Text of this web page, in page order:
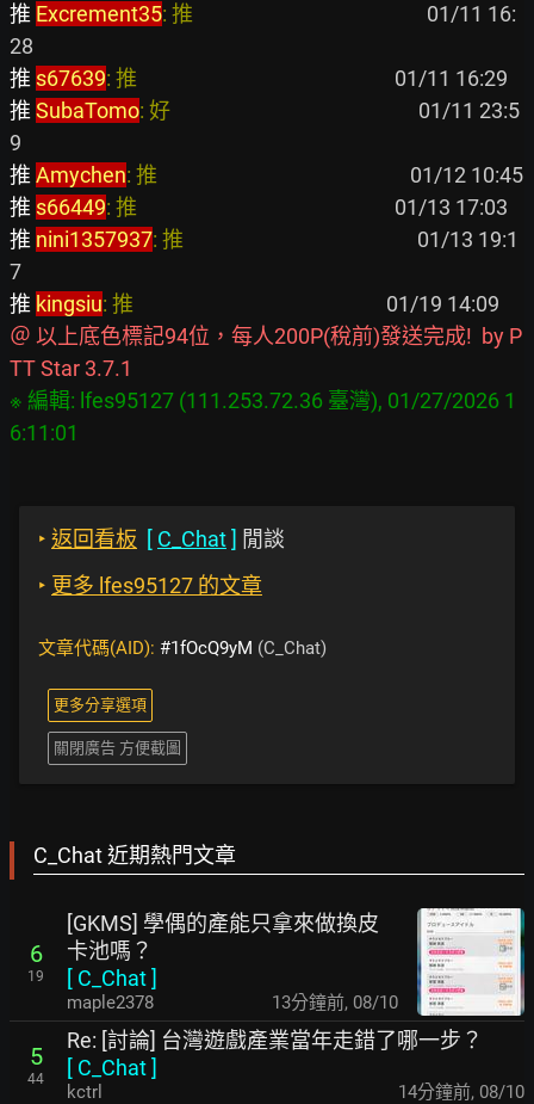
推 Excrement35: 推
01/11 16:
推 s67639: 推
推 SubaTomo: 好
01/11 23:5
推 Amychen: 推
推 s66449: 推
推 nini1357937: 推
01/13 19:1
推 kingsiu: 推
＠ 以上底色標記94位，每人200P(稅前)發送完成!  by P
TT Star 3.7.1
※ 編輯: lfes95127 (111.253.72.36 臺灣), 01/27/2026 1
‣ 返回看板 [ C_Chat] 閒談
‣ 更多 lfes95127 的文章
文章代碼(AID): #1fOcQ9yM (C_Chat)
更多分享選項
關閉廣告 方便截圖
C_Chat 近期熱門文章
6
19
[GKMS] 學偶的產能只拿來做換皮
卡池嗎？
[ C_Chat]
maple2378 13分鐘前, 08/10
5
44
Re: [討論] 台灣遊戲產業當年走錯了哪一步？
[ C_Chat]
kctrl 14分鐘前, 08/10